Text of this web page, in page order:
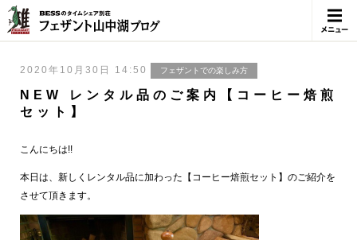
メニュ
2020年10月30日 14:50 フェザントでの楽しみ方
NEW レンタル品のご案内【コーヒー焙煎
セット】
こんにちは!!
本日は、新しくレンタル品に加わった【コーヒー焙煎セット】のご紹介を
させて頂きます。